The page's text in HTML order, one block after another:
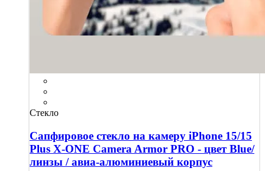
Стекло
Сапфировое стекло на камеру iPhone 15/15
Plus X-ONE Camera Armor PRO - цвет Blue/
линзы / авиа-алюминиевый корпус